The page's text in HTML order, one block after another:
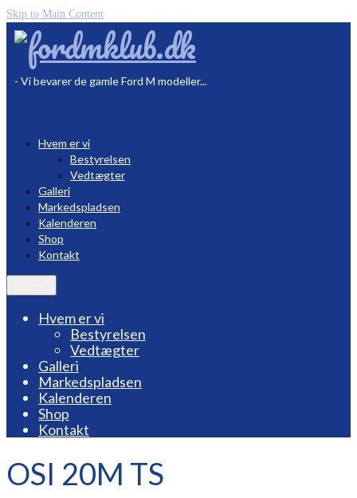
Skip to Main Content
- Vi bevarer de gamle Ford M modeller...
Hvem er vi
Bestyrelsen
Vedtægter
Galleri
Markedspladsen
Kalenderen
Shop
Kontakt
Hvem er vi
Bestyrelsen
Vedtægter
Galleri
Markedspladsen
Kalenderen
Shop
Kontakt
OSI 20M TS